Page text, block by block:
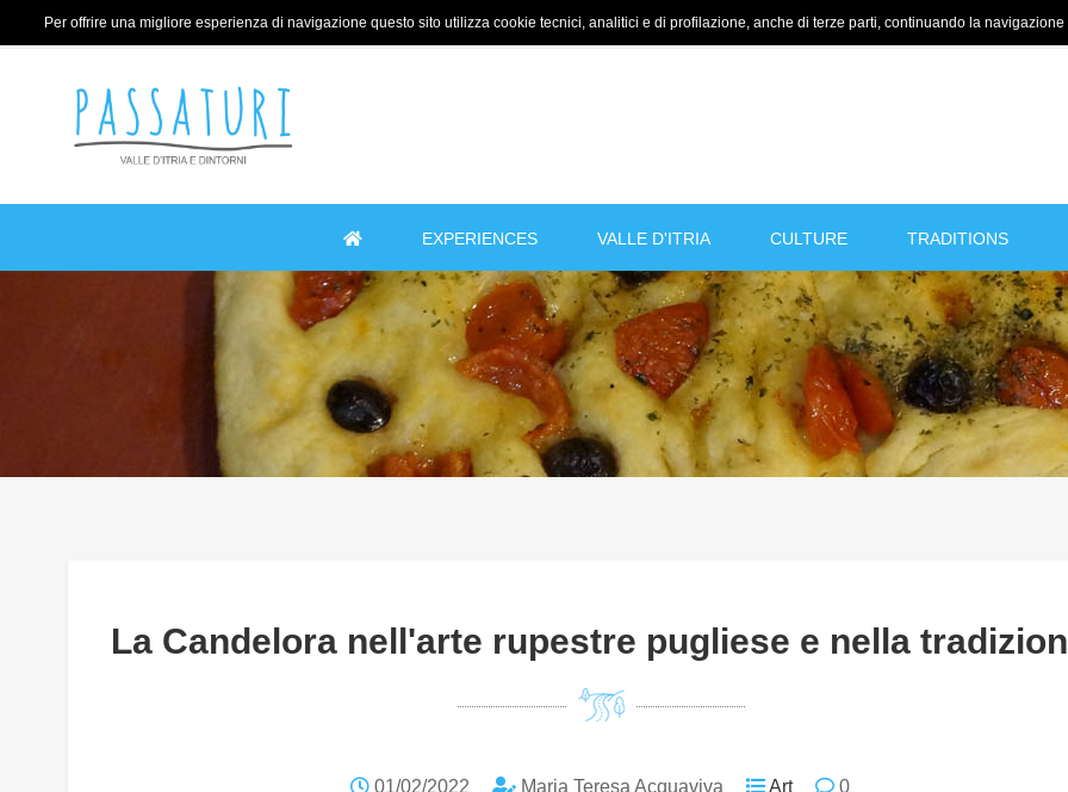
Per offrire una migliore esperienza di navigazione questo sito utilizza cookie tecnici, analitici e di profilazione, anche di terze parti, continuando la
EXPERIENCES VALLE D'ITRIA CULTURE TRADITIONS
La Candelora nell'arte rupestre pugliese e nella
01/02/2022 Maria Teresa Acquaviva Art 0